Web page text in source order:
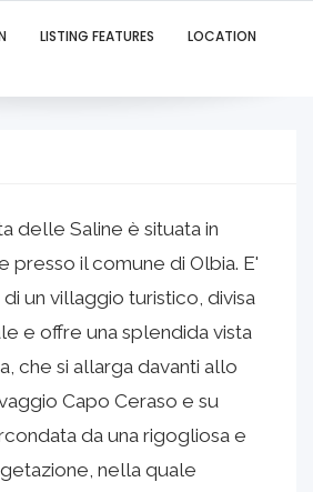
LISTING FEATURES
LOCATION
delle Saline è situata in
presso il comune di Olbia. E'
un villaggio turistico, divisa
e offre una splendida vista
che si allarga davanti allo
Capo Ceraso e su
da una rigogliosa e
nella quale